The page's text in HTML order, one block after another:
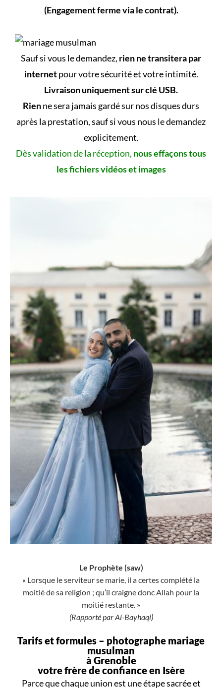
(Engagement ferme via le contrat).
Sauf si vous le demandez, rien ne transitera par
internetpour votre sécurité et votre intimité.
Livraison uniquement sur clé USB.
Rienne sera jamais gardé sur nos disques durs
après la prestation, sauf si vous nous le demandez
explicitement.
Dès validation de la réception, nous effaçons tous
les fichiers vidéos et images
Le Prophète (saw)
« Lorsque le serviteur se marie, il a certes complété la
moitié de sa religion ; qu’il craigne donc Allah pour la
moitié restante. »
(Rapporté par Al-Bayhaqi)
Tarifs et formules – photographe mariage
musulman
à Grenoble
votre frère de confiance en Isère
Parce quechaque unionest uneétape sacréeet